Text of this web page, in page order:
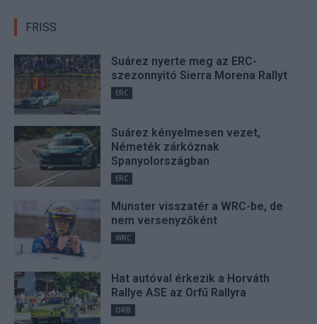
FRISS
Suárez nyerte meg az ERC-
szezonnyitó Sierra Morena Rallyt
ERC
Suárez kényelmesen vezet,
Németék zárkóznak
Spanyolországban
ERC
Munster visszatér a WRC-be, de
nem versenyzőként
WRC
Hat autóval érkezik a Horváth
Rallye ASE az Orfű Rallyra
ORB